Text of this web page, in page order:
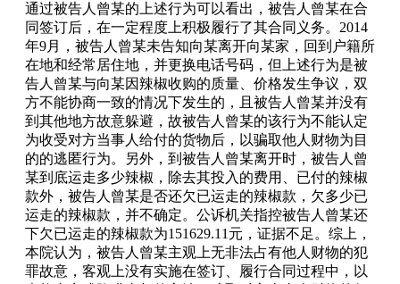
通过被告人曾某的上述行为可以看出，被告人曾某在合
同签订后，在一定程度上积极履行了其合同义务。2014
年9月，被告人曾某未告知向某离开向某家，回到户籍所
在地和经常居住地，并更换电话号码，但上述行为是被
告人曾某与向某因辣椒收购的质量、价格发生争议，双
方不能协商一致的情况下发生的，且被告人曾某并没有
到其他地方故意躲避，故被告人曾某的该行为不能认定
为收受对方当事人给付的货物后，以骗取他人财物为目
的的逃匿行为。另外，到被告人曾某离开时，被告人曾
某到底运走多少辣椒，除去其投入的费用、已付的辣椒
款外，被告人曾某是否还欠已运走的辣椒款，欠多少已
运走的辣椒款，并不确定。公诉机关指控被告人曾某还
下欠已运走的辣椒款为151629.11元，证据不足。综上，
本院认为，被告人曾某主观上无非法占有他人财物的犯
罪故意，客观上没有实施在签订、履行合同过程中，以